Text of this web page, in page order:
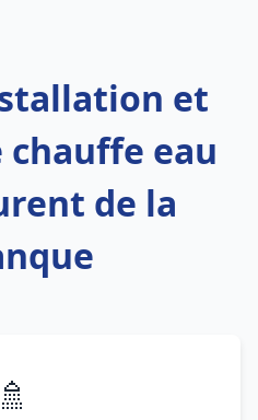
et
chauffe eau
de la
🚿